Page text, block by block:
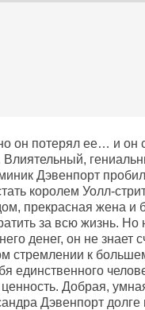
он потерял ее… и он
Влиятельный,
Дэвенпорт
королем Уолл-
прекрасная жена и
за всю жизнь. Но
денег, он не знает
стремлении к
единственного
Добрая,
Дэвенпорт долге